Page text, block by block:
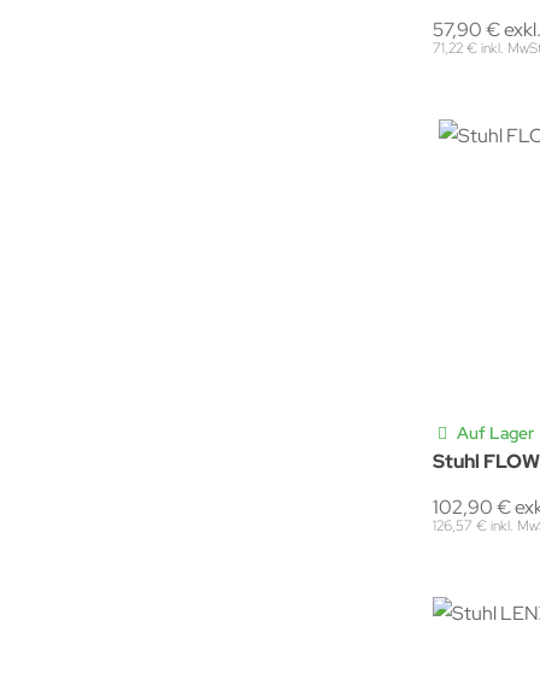
57,90 €
71,22 € inkl.
Auf Lager
Stuhl
102,90 €
126,57 € inkl.